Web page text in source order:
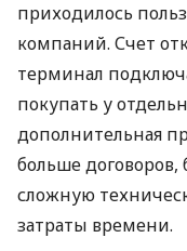
приходилось
компаний. Счет
терминал
покупать у
дополнительная
больше
сложную
затраты времени.